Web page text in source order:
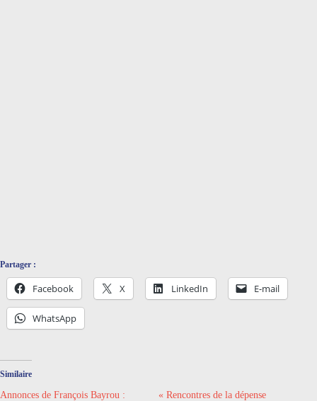
Partager :
Facebook X LinkedIn E-mail
WhatsApp
Similaire
Annonces de François Bayrou :
« Rencontres de la dépense